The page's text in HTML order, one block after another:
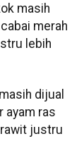
masih
merah
lebih
dijual
ayam ras
justru